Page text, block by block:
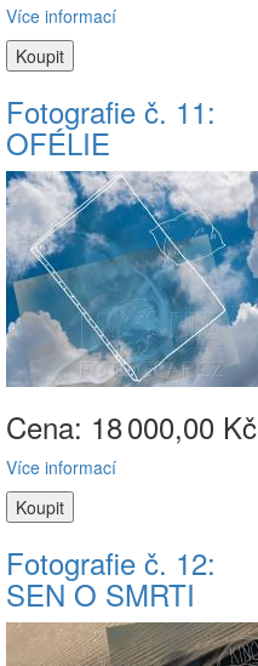
Více informací
Fotografie č. 11:
OFÉLIE
Cena: 18000,00 Kč
Více informací
Fotografie č. 12:
SEN O SMRTI